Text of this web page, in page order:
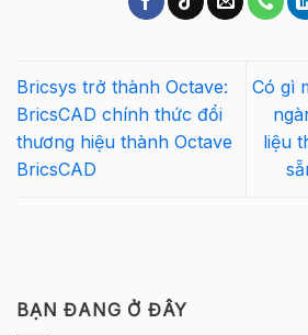
Bricsys trở thành Octave:
BricsCAD chính thức đổi
thương hiệu thành Octave
BricsCAD
Có gì
liệu
BẠN ĐANG Ở ĐÂY